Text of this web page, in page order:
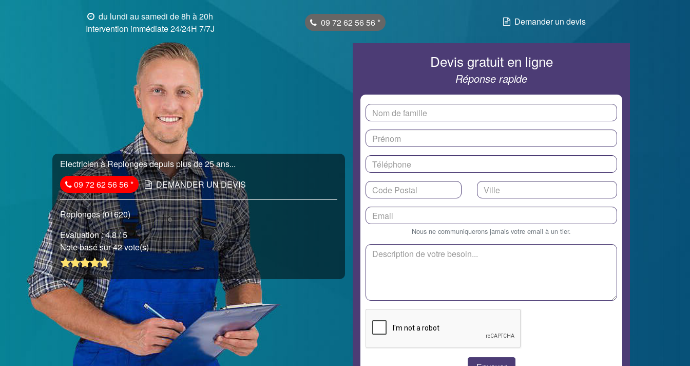
du lundi au samedi de 8h à 20h
Intervention immédiate 24/24H 7/7J
09 72 62 56 56 * Demander un devis
Electricien à Replonges depuis plus de 25 ans...
09 72 62 56 56* DEMANDER UN DEVIS
Replonges (01620)
Evaluation :4.8/ 5
Note basé sur 42 vote(s)
Devis gratuit en ligne
Réponse rapide
Nous ne communiquerons jamais votre email à un tier.